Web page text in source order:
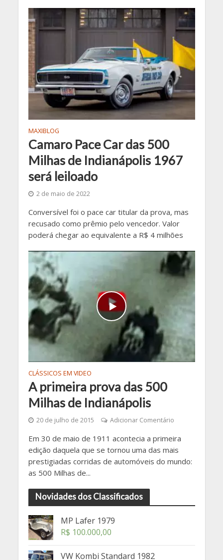
MAXIBLOG
Camaro Pace Car das 500
Milhas de Indianápolis 1967
será leiloado
2 de maio de 2022
Conversível foi o pace car titular da prova, mas
recusado como prêmio pelo vencedor. Valor
poderá chegar ao equivalente a R$ 4 milhões
CLÁSSICOS EM VIDEO
A primeira prova das 500
Milhas de Indianápolis
20 de julho de 2015 Adicionar Comentário
Em 30 de maio de 1911 acontecia a primeira
edição daquela que se tornou uma das mais
prestigiadas corridas de automóveis do mundo:
as 500 Milhas de...
Novidades dos Classificados
MP Lafer 1979
R$ 100.000,00
VW Kombi Standard 1982